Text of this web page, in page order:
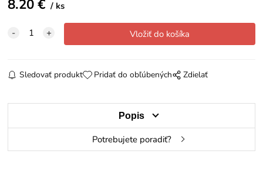
8.20€ ks
Sledovať produkt Pridať do obľúbených Zdielať
Popis
Potrebujete poradiť?